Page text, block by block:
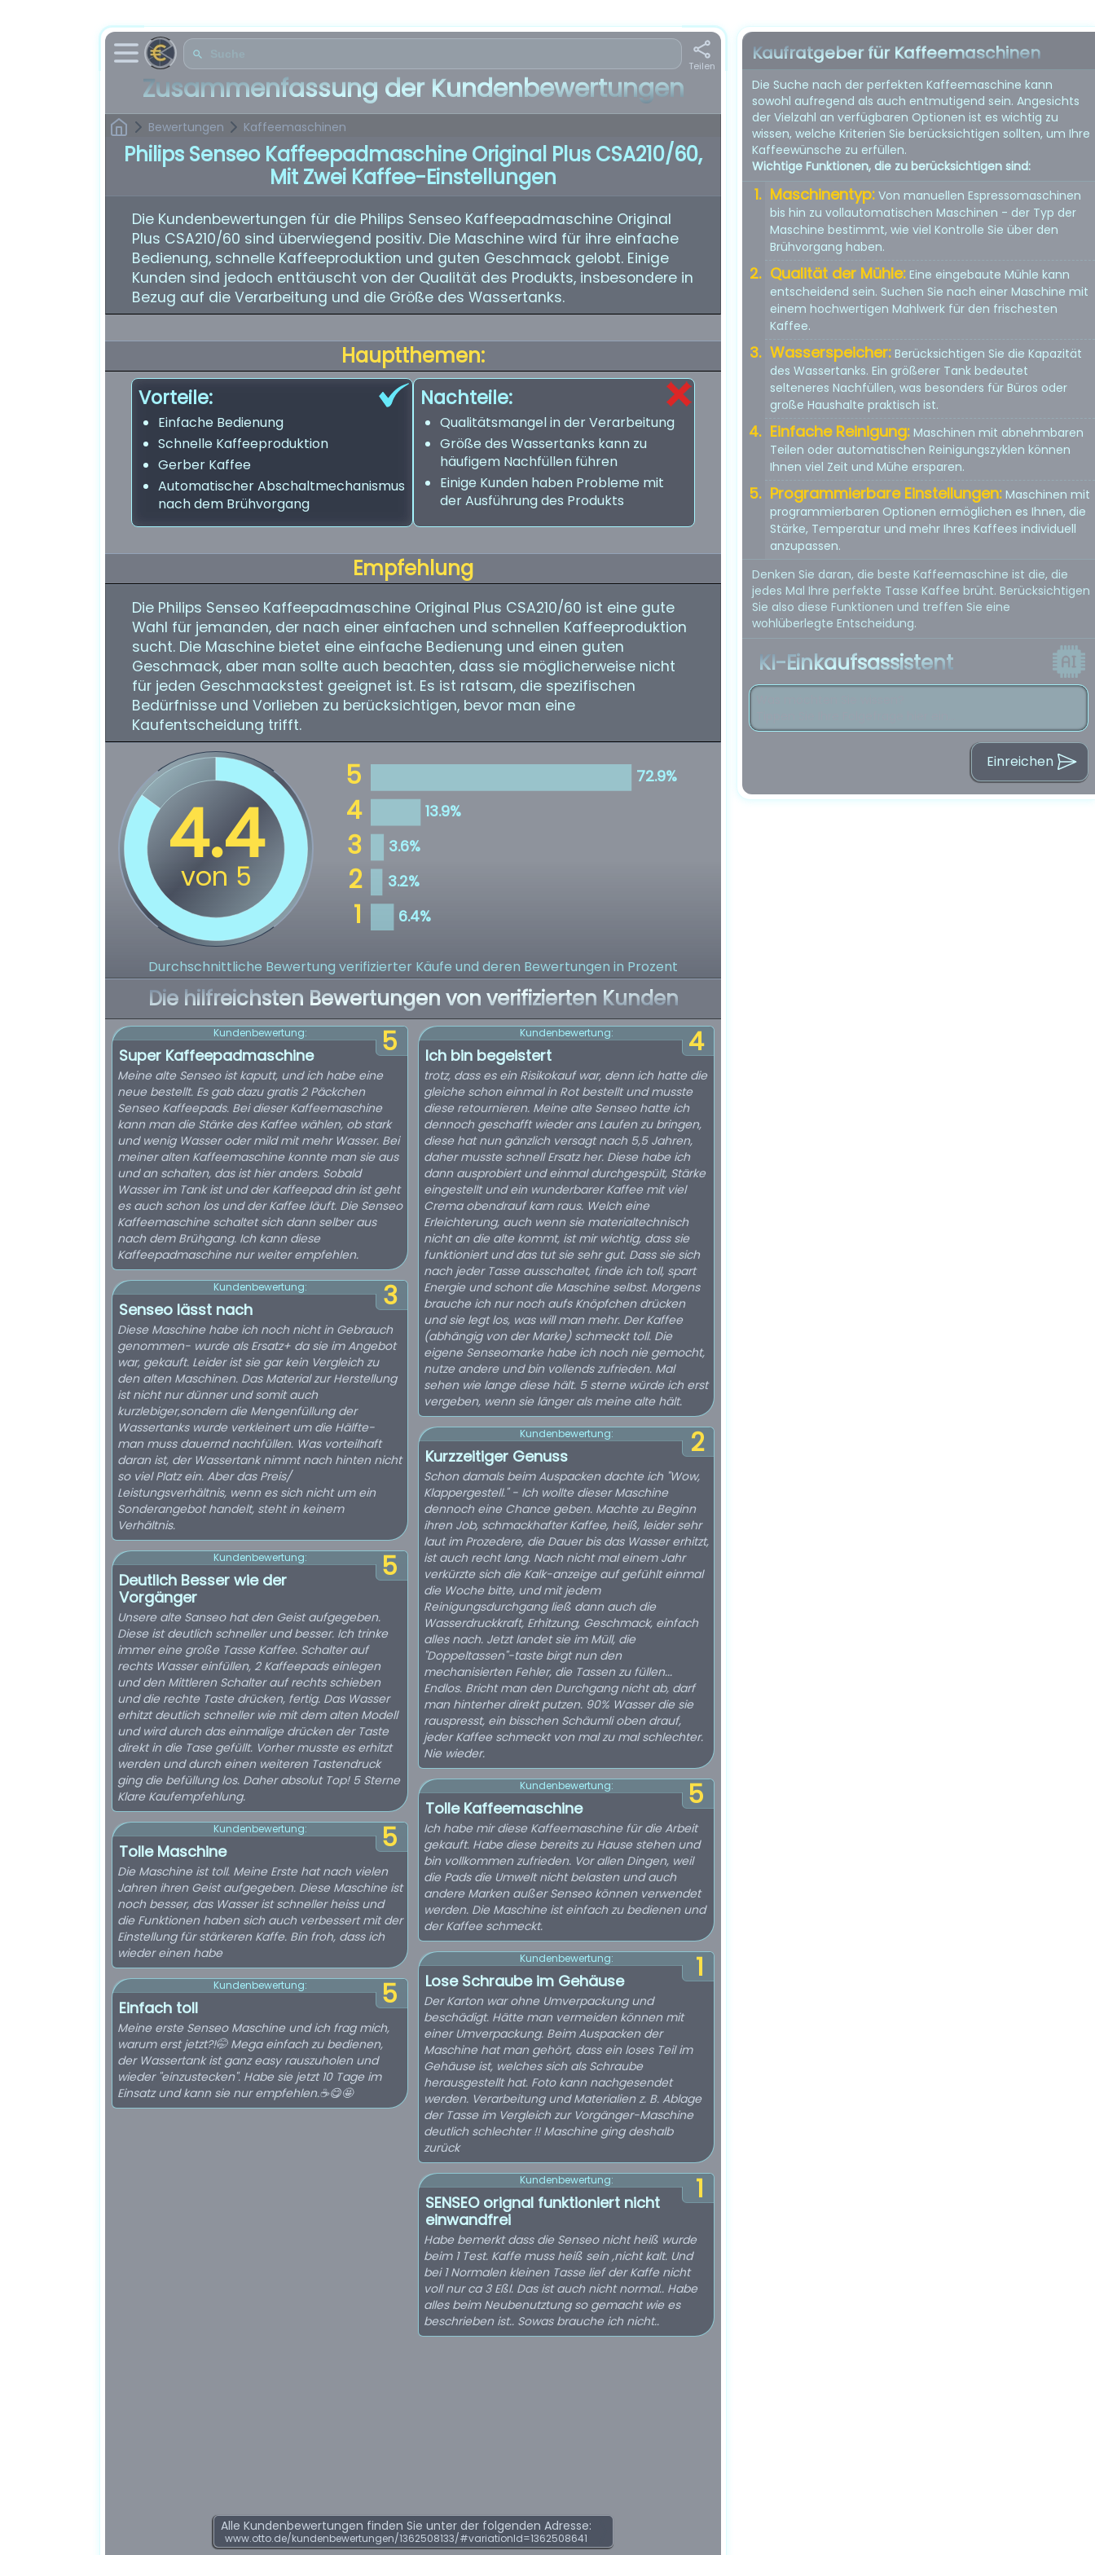
Teilen
Zusammenfassung der Kundenbewertungen
Bewertungen Kaffeemaschinen
Philips Senseo Kaffeepadmaschine Original Plus CSA210/60,
Mit Zwei Kaffee-Einstellungen
Die Kundenbewertungen für die Philips Senseo Kaffeepadmaschine Original
Plus CSA210/60 sind überwiegend positiv. Die Maschine wird für ihre einfache
Bedienung, schnelle Kaffeeproduktion und guten Geschmack gelobt. Einige
Kunden sind jedoch enttäuscht von der Qualität des Produkts, insbesondere in
Bezug auf die Verarbeitung und die Größe des Wassertanks.
Hauptthemen:
Vorteile:
Einfache Bedienung
Schnelle Kaffeeproduktion
Gerber Kaffee
Automatischer Abschaltmechanismus
nach dem Brühvorgang
Nachteile:
Qualitätsmangel in der Verarbeitung
Größe des Wassertanks kann zu
häufigem Nachfüllen führen
Einige Kunden haben Probleme mit
der Ausführung des Produkts
Empfehlung
Die Philips Senseo Kaffeepadmaschine Original Plus CSA210/60 ist eine gute
Wahl für jemanden, der nach einer einfachen und schnellen Kaffeeproduktion
sucht. Die Maschine bietet eine einfache Bedienung und einen guten
Geschmack, aber man sollte auch beachten, dass sie möglicherweise nicht
für jeden Geschmackstest geeignet ist. Es ist ratsam, die spezifischen
Bedürfnisse und Vorlieben zu berücksichtigen, bevor man eine
Kaufentscheidung trifft.
Durchschnittliche Bewertung verifizierter Käufe und deren Bewertungen in Prozent
Die hilfreichsten Bewertungen von verifizierten Kunden
5
Kundenbewertung:
Super Kaffeepadmaschine
Meine alte Senseo ist kaputt, und ich habe eine
neue bestellt. Es gab dazu gratis 2 Päckchen
Senseo Kaffeepads. Bei dieser Kaffeemaschine
kann man die Stärke des Kaffee wählen, ob stark
und wenig Wasser oder mild mit mehr Wasser. Bei
meiner alten Kaffeemaschine konnte man sie aus
und an schalten, das ist hier anders. Sobald
Wasser im Tank ist und der Kaffeepad drin ist geht
es auch schon los und der Kaffee läuft. Die Senseo
Kaffeemaschine schaltet sich dann selber aus
nach dem Brühgang. Ich kann diese
Kaffeepadmaschine nur weiter empfehlen.
3
Kundenbewertung:
Senseo lässt nach
Diese Maschine habe ich noch nicht in Gebrauch
genommen- wurde als Ersatz+ da sie im Angebot
war, gekauft. Leider ist sie gar kein Vergleich zu
den alten Maschinen. Das Material zur Herstellung
ist nicht nur dünner und somit auch
kurzlebiger,sondern die Mengenfüllung der
Wassertanks wurde verkleinert um die Hälfte-
man muss dauernd nachfüllen. Was vorteilhaft
daran ist, der Wassertank nimmt nach hinten nicht
so viel Platz ein. Aber das Preis/
Leistungsverhältnis, wenn es sich nicht um ein
Sonderangebot handelt, steht in keinem
Verhältnis.
5
Kundenbewertung:
Deutlich Besser wie der
Vorgänger
Unsere alte Sanseo hat den Geist aufgegeben.
Diese ist deutlich schneller und besser. Ich trinke
immer eine große Tasse Kaffee. Schalter auf
rechts Wasser einfüllen, 2 Kaffeepads einlegen
und den Mittleren Schalter auf rechts schieben
und die rechte Taste drücken, fertig. Das Wasser
erhitzt deutlich schneller wie mit dem alten Modell
und wird durch das einmalige drücken der Taste
direkt in die Tase gefüllt. Vorher musste es erhitzt
werden und durch einen weiteren Tastendruck
ging die befüllung los. Daher absolut Top! 5 Sterne
Klare Kaufempfehlung.
5
Kundenbewertung:
Tolle Maschine
Die Maschine ist toll. Meine Erste hat nach vielen
Jahren ihren Geist aufgegeben. Diese Maschine ist
noch besser, das Wasser ist schneller heiss und
die Funktionen haben sich auch verbessert mit der
Einstellung für stärkeren Kaffe. Bin froh, dass ich
wieder einen habe
5
Kundenbewertung:
Einfach toll
Meine erste Senseo Maschine und ich frag mich,
warum erst jetzt?!🤭 Mega einfach zu bedienen,
der Wassertank ist ganz easy rauszuholen und
wieder "einzustecken". Habe sie jetzt 10 Tage im
Einsatz und kann sie nur empfehlen.☕😋🤩
4
Kundenbewertung:
Ich bin begeistert
trotz, dass es ein Risikokauf war, denn ich hatte die
gleiche schon einmal in Rot bestellt und musste
diese retournieren. Meine alte Senseo hatte ich
dennoch geschafft wieder ans Laufen zu bringen,
diese hat nun gänzlich versagt nach 5,5 Jahren,
daher musste schnell Ersatz her. Diese habe ich
dann ausprobiert und einmal durchgespült, Stärke
eingestellt und ein wunderbarer Kaffee mit viel
Crema obendrauf kam raus. Welch eine
Erleichterung, auch wenn sie materialtechnisch
nicht an die alte kommt, ist mir wichtig, dass sie
funktioniert und das tut sie sehr gut. Dass sie sich
nach jeder Tasse ausschaltet, finde ich toll, spart
Energie und schont die Maschine selbst. Morgens
brauche ich nur noch aufs Knöpfchen drücken
und sie legt los, was will man mehr. Der Kaffee
(abhängig von der Marke) schmeckt toll. Die
eigene Senseomarke habe ich noch nie gemocht,
nutze andere und bin vollends zufrieden. Mal
sehen wie lange diese hält. 5 sterne würde ich erst
vergeben, wenn sie länger als meine alte hält.
2
Kundenbewertung:
Kurzzeitiger Genuss
Schon damals beim Auspacken dachte ich "Wow,
Klappergestell." - Ich wollte dieser Maschine
dennoch eine Chance geben. Machte zu Beginn
ihren Job, schmackhafter Kaffee, heiß, leider sehr
laut im Prozedere, die Dauer bis das Wasser erhitzt,
ist auch recht lang. Nach nicht mal einem Jahr
verkürzte sich die Kalk-anzeige auf gefühlt einmal
die Woche bitte, und mit jedem
Reinigungsdurchgang ließ dann auch die
Wasserdruckkraft, Erhitzung, Geschmack, einfach
alles nach. Jetzt landet sie im Müll, die
"Doppeltassen"-taste birgt nun den
mechanisierten Fehler, die Tassen zu füllen...
Endlos. Bricht man den Durchgang nicht ab, darf
man hinterher direkt putzen. 90% Wasser die sie
rauspresst, ein bisschen Schäumli oben drauf,
jeder Kaffee schmeckt von mal zu mal schlechter.
Nie wieder.
5
Kundenbewertung:
Tolle Kaffeemaschine
Ich habe mir diese Kaffeemaschine für die Arbeit
gekauft. Habe diese bereits zu Hause stehen und
bin vollkommen zufrieden. Vor allen Dingen, weil
die Pads die Umwelt nicht belasten und auch
andere Marken außer Senseo können verwendet
werden. Die Maschine ist einfach zu bedienen und
der Kaffee schmeckt.
1
Kundenbewertung:
Lose Schraube im Gehäuse
Der Karton war ohne Umverpackung und
beschädigt. Hätte man vermeiden können mit
einer Umverpackung. Beim Auspacken der
Maschine hat man gehört, dass ein loses Teil im
Gehäuse ist, welches sich als Schraube
herausgestellt hat. Foto kann nachgesendet
werden. Verarbeitung und Materialien z. B. Ablage
der Tasse im Vergleich zur Vorgänger-Maschine
deutlich schlechter !! Maschine ging deshalb
zurück
1
Kundenbewertung:
SENSEO orignal funktioniert nicht
einwandfrei
Habe bemerkt dass die Senseo nicht heiß wurde
beim 1 Test. Kaffe muss heiß sein ,nicht kalt. Und
bei 1 Normalen kleinen Tasse lief der Kaffe nicht
voll nur ca 3 Eßl. Das ist auch nicht normal.. Habe
alles beim Neubenutztung so gemacht wie es
beschrieben ist.. Sowas brauche ich nicht..
Alle Kundenbewertungen finden Sie unter der folgenden Adresse:
www.otto.de/kundenbewertungen/1362508133/#variationId=1362508641
Kaufratgeber für Kaffeemaschinen
Die Suche nach der perfekten Kaffeemaschine kann
sowohl aufregend als auch entmutigend sein. Angesichts
der Vielzahl an verfügbaren Optionen ist es wichtig zu
wissen, welche Kriterien Sie berücksichtigen sollten, um Ihre
Kaffeewünsche zu erfüllen.
Wichtige Funktionen, die zu berücksichtigen sind:
Maschinentyp: Von manuellen Espressomaschinen
bis hin zu vollautomatischen Maschinen - der Typ der
Maschine bestimmt, wie viel Kontrolle Sie über den
Brühvorgang haben.
Qualität der Mühle: Eine eingebaute Mühle kann
entscheidend sein. Suchen Sie nach einer Maschine mit
einem hochwertigen Mahlwerk für den frischesten
Kaffee.
Wasserspeicher: Berücksichtigen Sie die Kapazität
des Wassertanks. Ein größerer Tank bedeutet
selteneres Nachfüllen, was besonders für Büros oder
große Haushalte praktisch ist.
Einfache Reinigung: Maschinen mit abnehmbaren
Teilen oder automatischen Reinigungszyklen können
Ihnen viel Zeit und Mühe ersparen.
Programmierbare Einstellungen: Maschinen mit
programmierbaren Optionen ermöglichen es Ihnen, die
Stärke, Temperatur und mehr Ihres Kaffees individuell
anzupassen.
Denken Sie daran, die beste Kaffeemaschine ist die, die
jedes Mal Ihre perfekte Tasse Kaffee brüht. Berücksichtigen
Sie also diese Funktionen und treffen Sie eine
wohlüberlegte Entscheidung.
KI-Einkaufsassistent
Einreichen